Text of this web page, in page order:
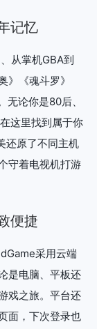
记忆
从掌机GBA到
》《魂斗罗》
无论你是80后、
这里找到属于你
还原了不同主机
守着电视机打游
便捷
采用云端
是电脑、平板还
戏之旅。平台还
面，下次登录也